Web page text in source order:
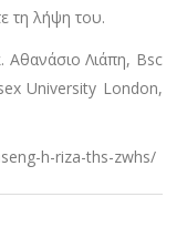
τη λήψη του.
Αθανάσιο Λιάπη, Bsc
University London,
h-riza-ths-zwhs/